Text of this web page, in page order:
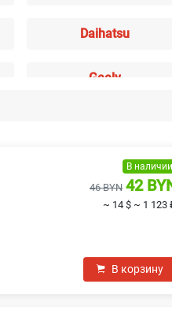
Daihatsu
Geely
MAN
Nissan
В наличии
46 BYN 42
~ 14 $ ~ 1 123
В корзину